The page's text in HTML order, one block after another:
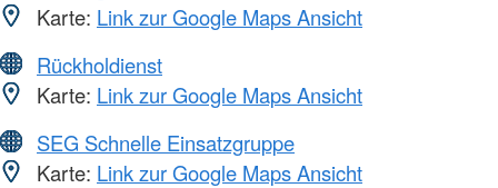
Karte: Link zur Google Maps Ansicht
Rückholdienst
Karte: Link zur Google Maps Ansicht
SEG Schnelle Einsatzgruppe
Karte: Link zur Google Maps Ansicht